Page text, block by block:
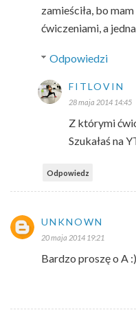
zamieściła, bo
ćwiczeniami, a
Odpowiedzi
FITLOVIN
28 maja 2014 14:45
Z którymi
Szukałaś na
Odpowiedz
UNKNOWN
20 maja 2014 19:21
Bardzo proszę o A :)